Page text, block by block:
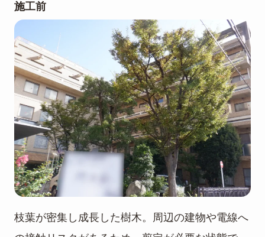
施工前
枝葉が密集し成長した樹木。周辺の建物や電線へ